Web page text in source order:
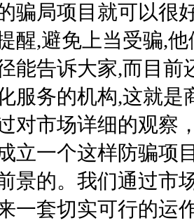
局项目就可以很
醒,避免上当受骗,
能告诉大家,而目前
服务的机构,这就是
对市场详细的观察
立一个这样防骗项
景的。我们通过市
一套切实可行的运